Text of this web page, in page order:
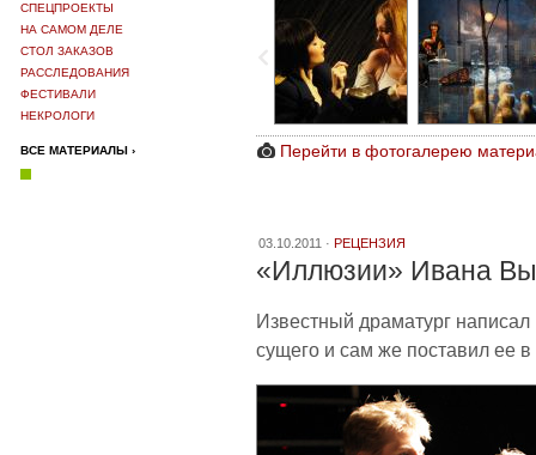
СПЕЦПРОЕКТЫ
НА САМОМ ДЕЛЕ
СТОЛ ЗАКАЗОВ
РАССЛЕДОВАНИЯ
ФЕСТИВАЛИ
НЕКРОЛОГИ
ВСЕ МАТЕРИАЛЫ › Перейти в фотогалерею
03.10.2011 · РЕЦЕНЗИЯ
«Иллюзии» Ивана
Известный драматург написал
сущего и сам же поставил ее в